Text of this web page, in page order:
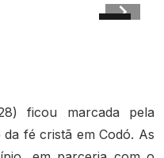
ficou marcada pela
fé cristã em Codó. As